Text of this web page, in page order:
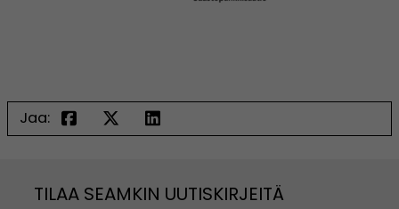
Jaa:
TILAA SEAMKIN UUTISKIRJEITÄ